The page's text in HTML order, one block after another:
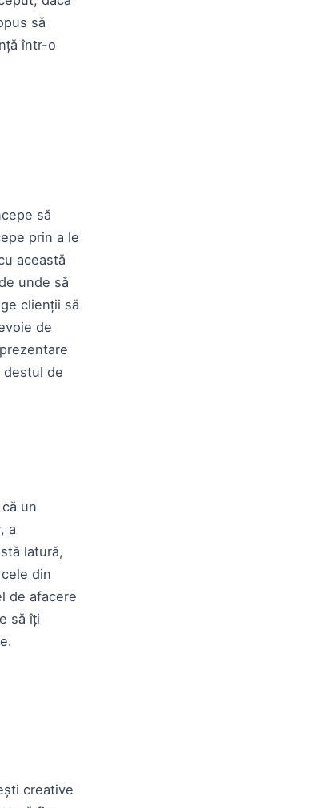
să
într-o
să
prin a le
această
unde să
clienții să
de
destul de
un
a
latură,
din
de afacere
să îți
creative